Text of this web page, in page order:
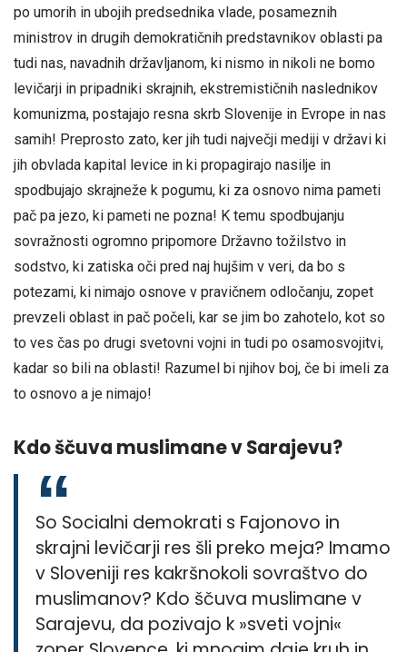
po umorih in ubojih predsednika vlade, posameznih
ministrov in drugih demokratičnih predstavnikov oblasti pa
tudi nas, navadnih državljanom, ki nismo in nikoli ne bomo
levičarji in pripadniki skrajnih, ekstremističnih naslednikov
komunizma, postajajo resna skrb Slovenije in Evrope in nas
samih! Preprosto zato, ker jih tudi največji mediji v državi ki
jih obvlada kapital levice in ki propagirajo nasilje in
spodbujajo skrajneže k pogumu, ki za osnovo nima pameti
pač pa jezo, ki pameti ne pozna! K temu spodbujanju
sovražnosti ogromno pripomore Državno tožilstvo in
sodstvo, ki zatiska oči pred naj hujšim v veri, da bo s
potezami, ki nimajo osnove v pravičnem odločanju, zopet
prevzeli oblast in pač počeli, kar se jim bo zahotelo, kot so
to ves čas po drugi svetovni vojni in tudi po osamosvojitvi,
kadar so bili na oblasti! Razumel bi njihov boj, če bi imeli za
to osnovo a je nimajo!
Kdo ščuva muslimane v Sarajevu?
So Socialni demokrati s Fajonovo in
skrajni levičarji res šli preko meja? Imamo
v Sloveniji res kakršnokoli sovraštvo do
muslimanov? Kdo ščuva muslimane v
Sarajevu, da pozivajo k »sveti vojni«